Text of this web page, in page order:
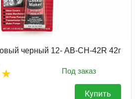
черный 12- AB-CH-42R 42г
Под заказ
Купить